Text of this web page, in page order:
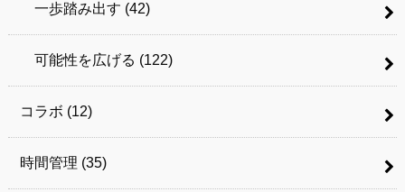
一歩踏み出す (42)
可能性を広げる (122)
コラボ (12)
時間管理 (35)